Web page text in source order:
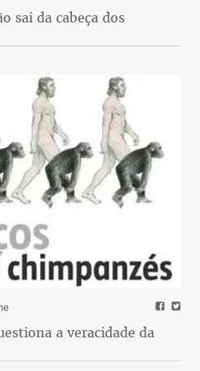
sai da cabeça dos
a veracidade da